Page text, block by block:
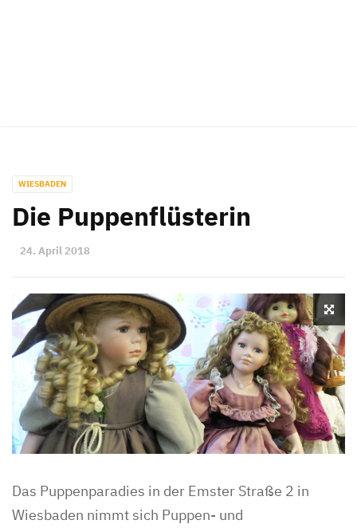
WIESBADEN
Die Puppenflüsterin
24. April 2018
Das Puppenparadies in der Emster Straße 2 in
Wiesbaden nimmt sich Puppen- und